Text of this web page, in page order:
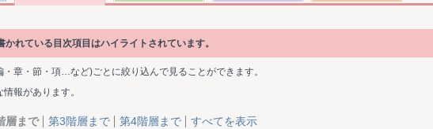
れている目次項目はハイライトされています。
・章・節・項…など)ごとに絞り込んで見ることができます。
報があります。
層まで 第3階層まで 第4階層まで すべてを表示